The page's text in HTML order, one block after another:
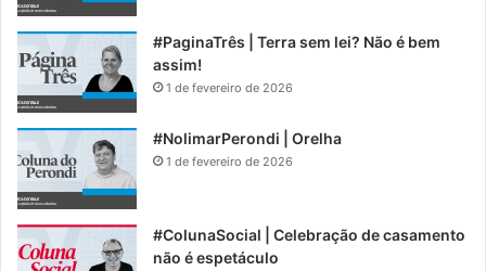
#PaginaTrês | Terra sem lei? Não é bem
assim!
1 de fevereiro de 2026
#NolimarPerondi | Orelha
1 de fevereiro de 2026
#ColunaSocial | Celebração de casamento
não é espetáculo